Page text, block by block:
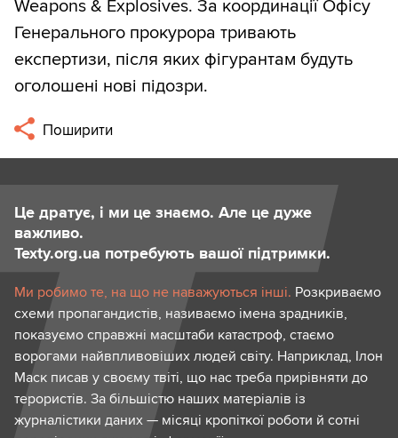
Weapons & Explosives. За координації Офісу
Генерального прокурора тривають
експертизи, після яких фігурантам будуть
оголошені нові підозри.
Поширити
Це дратує, і ми це знаємо. Але це дуже
важливо.
Texty.org.ua потребують вашої підтримки.
Ми робимо те, на що не наважуються інші. Розкриваємо
схеми пропагандистів, називаємо імена зрадників,
показуємо справжні масштаби катастроф, стаємо
ворогами найвпливовіших людей світу. Наприклад, Ілон
Маск писав у своєму твіті, що нас треба прирівняти до
терористів. За більшістю наших матеріалів із
журналістики даних — місяці кропіткої роботи й сотні